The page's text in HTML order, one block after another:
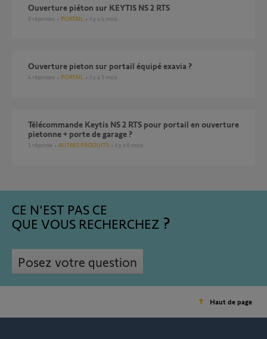
Ouverture piéton sur KEYTIS NS 2 RTS
8 réponses PORTAIL il y a 4 mois
ouverture pieton sur portail équipé exavia ?
4 réponses PORTAIL il y a 5 mois
Télécommande Keytis NS 2 RTS pour portail en ouverture
pietonne + porte de garage ?
1 réponse AUTRES PRODUITS il y a 6 mois
CE N'EST PAS CE
QUE VOUS RECHERCHEZ
Posez votre question
Haut de page